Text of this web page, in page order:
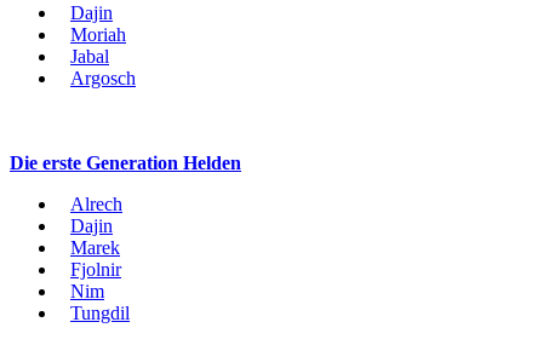
Dajin
Moriah
Jabal
Argosch
Die erste Generation Helden
Alrech
Dajin
Marek
Fjolnir
Nim
Tungdil